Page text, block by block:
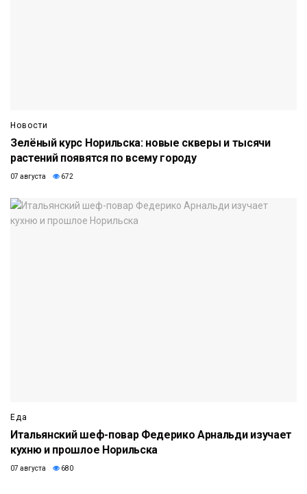
Новости
Зелёный курс Норильска: новые скверы и тысячи
растений появятся по всему городу
07 августа 672
Еда
Итальянский шеф-повар Федерико Арнальди изучает
кухню и прошлое Норильска
07 августа 680